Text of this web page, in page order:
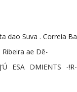
dao Suva . Correia
Ribeira ae Dê-
ESA DMIENTS -